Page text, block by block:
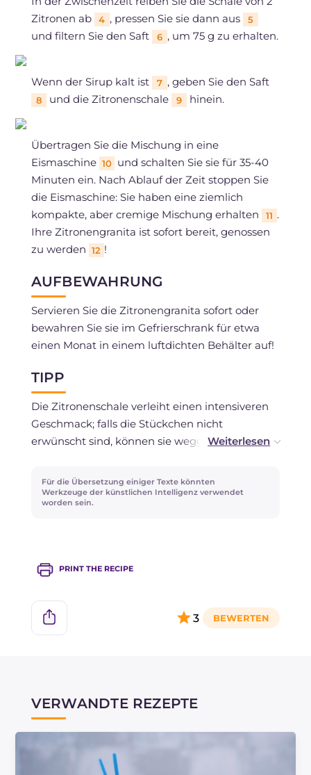
Zitronen ab
4 , pressen Sie sie dann aus 5
und filtern Sie den Saft 6 , um 75 g zu erhalten.
Wenn der Sirup kalt ist 7 , geben Sie den Saft
8 und die Zitronenschale 9 hinein.
Übertragen Sie die Mischung in eine
Eismaschine 10 und schalten Sie sie für 35-40
Minuten ein. Nach Ablauf der Zeit stoppen Sie
die Eismaschine: Sie haben eine ziemlich
kompakte, aber cremige Mischung erhalten
11 .
Ihre Zitronengranita ist sofort bereit, genossen
zu werden 12 !
AUFBEWAHRUNG
Servieren Sie die Zitronengranita sofort oder
bewahren Sie sie im Gefrierschrank für etwa
einen Monat in einem luftdichten Behälter auf!
TIPP
Die Zitronenschale verleiht einen intensiveren
Geschmack; falls die Stückchen nicht
erwünscht sind, können sie weggelassen
Es wird empfohlen, die Eismaschine ein paar
Es ist wichtig, Zucker und Wasser fünf Minuten
lassen und einen Sirup zu erhalten.
Für die Übersetzung einiger Texte könnten
Werkzeuge der künstlichen Intelligenz verwendet
worden sein.
PRINT THE RECIPE
3
VERWANDTE REZEPTE